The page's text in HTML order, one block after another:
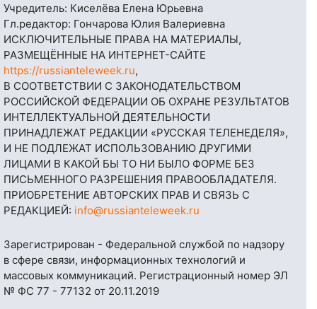
Учредитель: Киселёва Елена Юрьевна
Гл.редактор: Гончарова Юлия Валериевна
ИСКЛЮЧИТЕЛЬНЫЕ ПРАВА НА МАТЕРИАЛЫ,
РАЗМЕЩЁННЫЕ НА ИНТЕРНЕТ-САЙТЕ
https://russianteleweek.ru,
В СООТВЕТСТВИИ С ЗАКОНОДАТЕЛЬСТВОМ
РОССИЙСКОЙ ФЕДЕРАЦИИ ОБ ОХРАНЕ РЕЗУЛЬТАТОВ
ИНТЕЛЛЕКТУАЛЬНОЙ ДЕЯТЕЛЬНОСТИ
ПРИНАДЛЕЖАТ РЕДАКЦИИ «РУССКАЯ ТЕЛЕНЕДЕЛЯ»,
И НЕ ПОДЛЕЖАТ ИСПОЛЬЗОВАНИЮ ДРУГИМИ
ЛИЦАМИ В КАКОЙ БЫ ТО НИ БЫЛО ФОРМЕ БЕЗ
ПИСЬМЕННОГО РАЗРЕШЕНИЯ ПРАВООБЛАДАТЕЛЯ.
ПРИОБРЕТЕНИЕ АВТОРСКИХ ПРАВ И СВЯЗЬ С
РЕДАКЦИЕЙ: info@russianteleweek.ru
Зарегистрирован - Федеральной службой по надзору
в сфере связи, информационных технологий и
массовых коммуникаций. Регистрационный номер ЭЛ
№ ФС 77 - 77132 от 20.11.2019